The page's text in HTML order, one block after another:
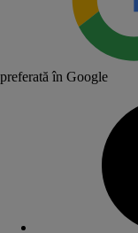
preferată în Google